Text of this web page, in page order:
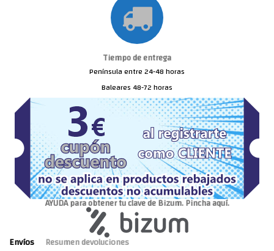
Tiempo de entrega
Península entre 24-48 horas
Baleares 48-72 horas
AYUDA para obtener tu clave de Bizum. Pincha aquí.
Envíos Resumen devoluciones